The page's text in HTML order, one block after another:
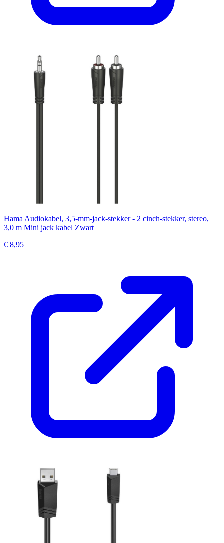
Hama Audiokabel, 3,5-mm-jack-stekker - 2 cinch-stekker, stereo,
3,0 m Mini jack kabel Zwart
€ 8,95